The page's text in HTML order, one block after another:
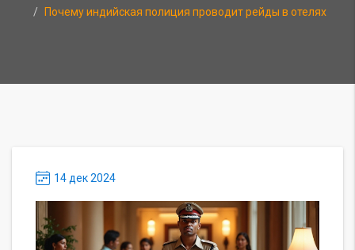
Почему индийская полиция проводит рейды в отелях
14 дек 2024